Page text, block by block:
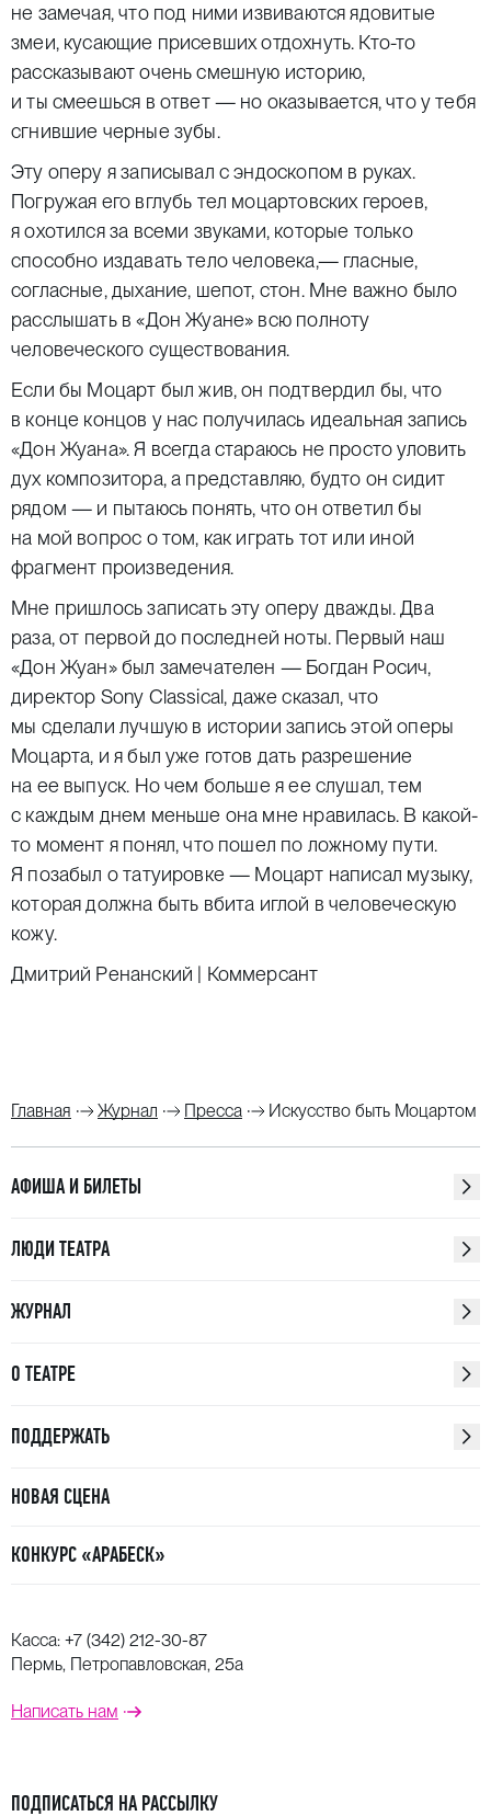
не замечая, что под ними извиваются ядовитые
змеи, кусающие присевших отдохнуть. Кто-то
рассказывают очень смешную историю,
и ты смеешься в ответ — но оказывается, что у тебя
сгнившие черные зубы.
Эту оперу я записывал с эндоскопом в руках.
Погружая его вглубь тел моцартовских героев,
я охотился за всеми звуками, которые только
способно издавать тело человека,— гласные,
согласные, дыхание, шепот, стон. Мне важно было
расслышать в «Дон Жуане» всю полноту
человеческого существования.
Если бы Моцарт был жив, он подтвердил бы, что
в конце концов у нас получилась идеальная запись
«Дон Жуана». Я всегда стараюсь не просто уловить
дух композитора, а представляю, будто он сидит
рядом — и пытаюсь понять, что он ответил бы
на мой вопрос о том, как играть тот или иной
фрагмент произведения.
Мне пришлось записать эту оперу дважды. Два
раза, от первой до последней ноты. Первый наш
«Дон Жуан» был замечателен — Богдан Росич,
директор Sony Classical, даже сказал, что
мы сделали лучшую в истории запись этой оперы
Моцарта, и я был уже готов дать разрешение
на ее выпуск. Но чем больше я ее слушал, тем
с каждым днем меньше она мне нравилась. В какой-
то момент я понял, что пошел по ложному пути.
Я позабыл о татуировке — Моцарт написал музыку,
которая должна быть вбита иглой в человеческую
кожу.
Дмитрий Ренанский | Коммерсант
Главная Журнал Пресса Искусство быть Моцартом
АФИША И БИЛЕТЫ
ЛЮДИ ТЕАТРА
ЖУРНАЛ
О ТЕАТРЕ
ПОДДЕРЖАТЬ
НОВАЯ СЦЕНА
КОНКУРС «АРАБЕСК»
Касса: +7 (342) 212-30-87
Пермь, Петропавловская, 25а
Написать нам
ПОДПИСАТЬСЯ НА РАССЫЛКУ